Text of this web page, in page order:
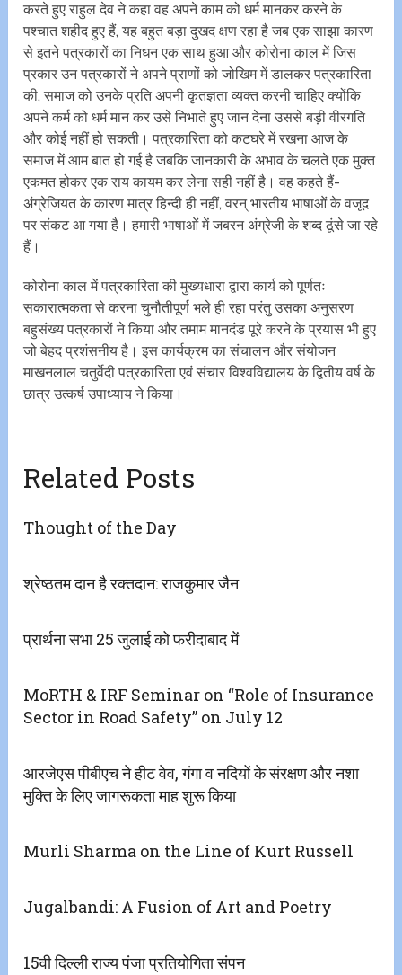
करते हुए राहुल देव ने कहा वह अपने काम को धर्म मानकर करने के
पश्चात शहीद हुए हैं, यह बहुत बड़ा दुखद क्षण रहा है जब एक साझा कारण
से इतने पत्रकारों का निधन एक साथ हुआ और कोरोना काल में जिस
प्रकार उन पत्रकारों ने अपने प्राणों को जोखिम में डालकर पत्रकारिता
की, समाज को उनके प्रति अपनी कृतज्ञता व्यक्त करनी चाहिए क्योंकि
अपने कर्म को धर्म मान कर उसे निभाते हुए जान देना उससे बड़ी वीरगति
और कोई नहीं हो सकती। पत्रकारिता को कटघरे में रखना आज के
समाज में आम बात हो गई है जबकि जानकारी के अभाव के चलते एक मुक्त
एकमत होकर एक राय कायम कर लेना सही नहीं है। वह कहते हैं-
अंग्रेजियत के कारण मात्र हिन्दी ही नहीं, वरन् भारतीय भाषाओं के वजूद
पर संकट आ गया है। हमारी भाषाओं में जबरन अंग्रेजी के शब्द ठूंसे जा रहे
हैं।
कोरोना काल में पत्रकारिता की मुख्यधारा द्वारा कार्य को पूर्णतः
सकारात्मकता से करना चुनौतीपूर्ण भले ही रहा परंतु उसका अनुसरण
बहुसंख्य पत्रकारों ने किया और तमाम मानदंड पूरे करने के प्रयास भी हुए
जो बेहद प्रशंसनीय है। इस कार्यक्रम का संचालन और संयोजन
माखनलाल चतुर्वेदी पत्रकारिता एवं संचार विश्वविद्यालय के द्वितीय वर्ष के
छात्र उत्कर्ष उपाध्याय ने किया।
Related Posts
Thought of the Day
श्रेष्ठतम दान है रक्तदान: राजकुमार जैन
प्रार्थना सभा 25 जुलाई को फरीदाबाद में
MoRTH & IRF Seminar on “Role of Insurance
Sector in Road Safety” on July 12
आरजेएस पीबीएच ने हीट वेव, गंगा व नदियों के संरक्षण और नशा
मुक्ति के लिए जागरूकता माह शुरू किया
Murli Sharma on the Line of Kurt Russell
Jugalbandi: A Fusion of Art and Poetry
15वी दिल्ली राज्य पंजा प्रतियोगिता संपन